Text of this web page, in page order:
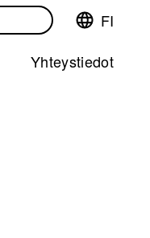
Vaihda
kieliFinnish
FI
Yhteystiedot